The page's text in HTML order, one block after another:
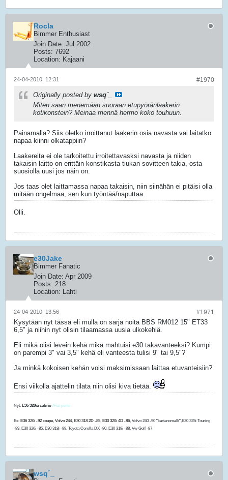
Rocla
Bimmer Enthusiast
Join Date: Jul 2002
Posts: 7692
Location: Kajaani
#1970
24-04-2010, 12:31
Originally posted by wsq´_
Miten saan menemään suoraan etupyöränlaakerin
kotikonstein? Meinaa mennä hermo koko touhuun.
Painamalla? Siis oletko irroittanut laakerin osia navasta vai laitatko
napaa kiinni olkatappiin?
Laakereita ei ole tarkoitettu irroitettavasksi navasta ja niiden
takaisin laitto on erittäin konstikasta tiukan sovitteen takia, osta
suosiolla uusi jos näin on.
Jos taas olet laittamassa napaa takaisin, niin siinähän ei pitäisi olla
mitään ongelmaa, sen kun työntää/naputtaa.
Olli.
e30Jake
Bimmer Fanatic
Join Date: Apr 2009
Posts: 218
Location: Lahti
#1971
24-04-2010, 13:56
Kysytään nyt tässä eli mulla on sarja noita BBS RM012 15" ET33
6,5" ja niihin nyt olisin tilaamassa uusia ulkokehiä.
Eli mikä olisi levein kehä mikä mahtuisi e30 takavanteeksi? Kumpi
on parempi 3" vai 3,5" kehä eli vanteesta tulisi 9" tai 9,5"?
Ja minkä kokoisen kehän voisi maksimissaan laittaa etuvanteisiin?
Ensi viikolla ajattelin tilata niin olisi kiva tietää.
Nyt: E36 320ia cabrio /Fiat punto
Ex: E36 320i -92 coupe, Volvo 244, E30 318 2D -85, E30 320i 4D -86, Volvo 240 -90 "kartanomalli",E30 325i Touring
-89, E30 320i -85, E30 318i -89, Toyota Corolla DX -80, E30 318i -88, Vw Golf -87
wsq´_